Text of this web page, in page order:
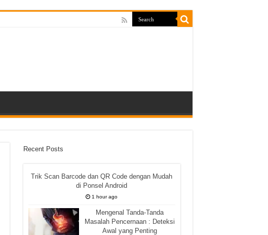
Recent Posts
Trik Scan Barcode dan QR Code dengan Mudah
di Ponsel Android
1 hour ago
Mengenal Tanda-Tanda
Masalah Pencernaan : Deteksi
Awal yang Penting